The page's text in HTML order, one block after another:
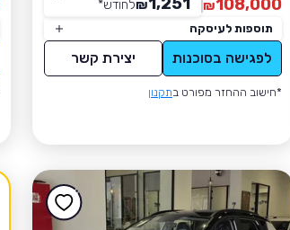
108,000
₪
₪לחודש*
תוספות לעיסקה
לפגישה בסוכנות יצירת קשר
*חישוב ההחזר מפורט בתקנון